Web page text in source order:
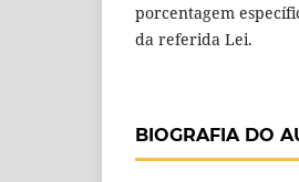
porcentagem
da referida Lei.
BIOGRAFIA DO